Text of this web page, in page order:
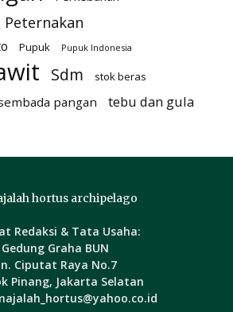
Peternakan
Pupuk Pupuk Indonesia
Sdm stok beras
pangan tebu dan gula
Redaksi & Tata Usaha:
Gedung Graha BUN
Ciputat Raya No.7
Pinang, Jakarta Selatan